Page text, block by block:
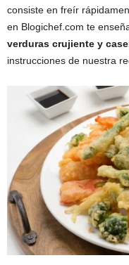
consiste en freír
en Blogichef.com te
verduras crujiente y
instrucciones de nuestra